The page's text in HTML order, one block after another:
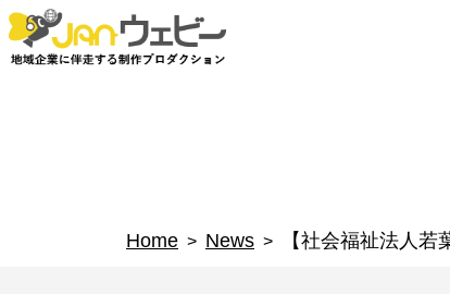
Home > News > 【社会福祉法人